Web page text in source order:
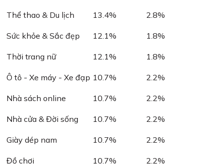
Thể thao & Du lịch 13.4% 2.8%
Sức khỏe & Sắc đẹp 12.1% 1.8%
Thời trang nữ 12.1% 1.8%
Ô tô - Xe máy - Xe đạp 10.7% 2.2%
Nhà sách online 10.7% 2.2%
Nhà cửa & Đời sống 10.7% 2.2%
Giày dép nam 10.7% 2.2%
Đồ chơi 10.7% 2.2%